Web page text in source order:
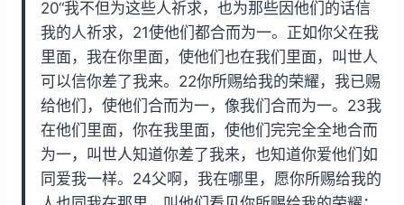
20“我不但为这些人祈求，也为那些因他们的话信
我的人祈求，21使他们都合而为一。正如你父在我
里面，我在你里面，使他们也在我们里面，叫世人
可以信你差了我来。22你所赐给我的荣耀，我已赐
给他们，使他们合而为一，像我们合而为一。23我
在他们里面，你在我里面，使他们完完全全地合而
为一，叫世人知道你差了我来，也知道你爱他们如
同爱我一样。24父啊，我在哪里，愿你所赐给我的